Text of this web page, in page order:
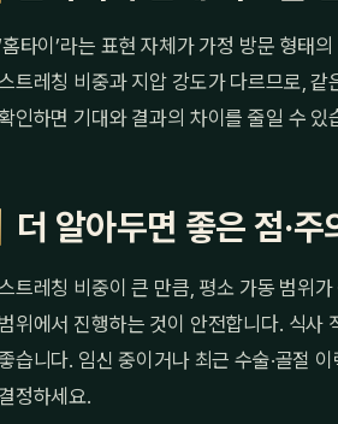
홈타이’라는 표현 자체가 가정 방문 형태
트레칭 비중과 지압 강도가 다르므로, 같
확인하면 기대와 결과의 차이를 줄일 수 있
더 알아두면 좋은 점·주
트레칭 비중이 큰 만큼, 평소 가동 범위
범위에서 진행하는 것이 안전합니다. 식사
습니다. 임신 중이거나 최근 수술·골절
결정하세요.